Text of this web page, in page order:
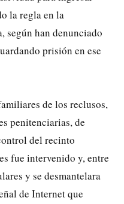
la regla en la
según han denunciado
prisión en ese
de los reclusos,
penitenciarias, de
del recinto
fue intervenido y, entre
y se desmantelara
de Internet que